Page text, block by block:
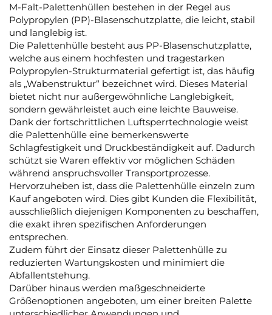
M-Falt-Palettenhüllen bestehen in der Regel aus
Polypropylen (PP)-Blasenschutzplatte, die leicht, stabil
und langlebig ist.
Die Palettenhülle besteht aus PP-Blasenschutzplatte,
welche aus einem hochfesten und tragestarken
Polypropylen-Strukturmaterial gefertigt ist, das häufig
als „Wabenstruktur“ bezeichnet wird. Dieses Material
bietet nicht nur außergewöhnliche Langlebigkeit,
sondern gewährleistet auch eine leichte Bauweise.
Dank der fortschrittlichen Luftsperrtechnologie weist
die Palettenhülle eine bemerkenswerte
Schlagfestigkeit und Druckbeständigkeit auf. Dadurch
schützt sie Waren effektiv vor möglichen Schäden
während anspruchsvoller Transportprozesse.
Hervorzuheben ist, dass die Palettenhülle einzeln zum
Kauf angeboten wird. Dies gibt Kunden die Flexibilität,
ausschließlich diejenigen Komponenten zu beschaffen,
die exakt ihren spezifischen Anforderungen
entsprechen.
Zudem führt der Einsatz dieser Palettenhülle zu
reduzierten Wartungskosten und minimiert die
Abfallentstehung.
Darüber hinaus werden maßgeschneiderte
Größenoptionen angeboten, um einer breiten Palette